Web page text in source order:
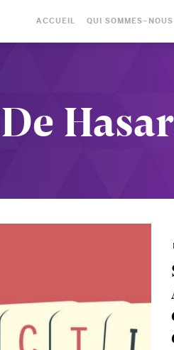
ACCUEIL QUI SOMMES-NOUS